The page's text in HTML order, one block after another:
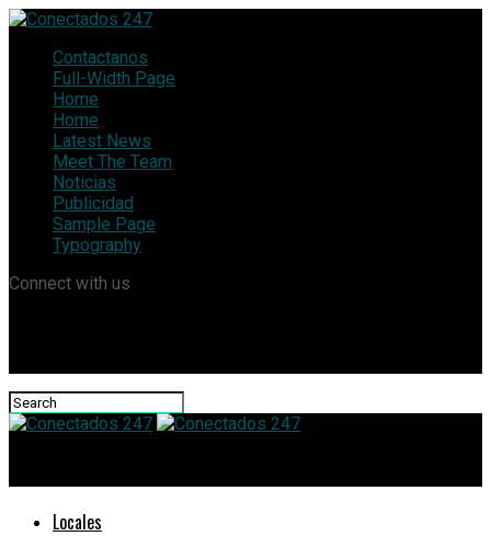
Contactanos
Full-Width Page
Home
Home
Latest News
Meet The Team
Noticias
Publicidad
Sample Page
Typography
Connect with us
Locales